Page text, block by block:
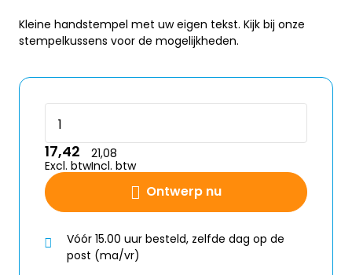
Kleine handstempel met uw eigen tekst. Kijk bij onze
stempelkussens voor de mogelijkheden.
Ontwerp nu
17,42
Excl. btw
21,08
Incl. btw
Vóór 15.00 uur besteld, zelfde dag op de
post (ma/vr)